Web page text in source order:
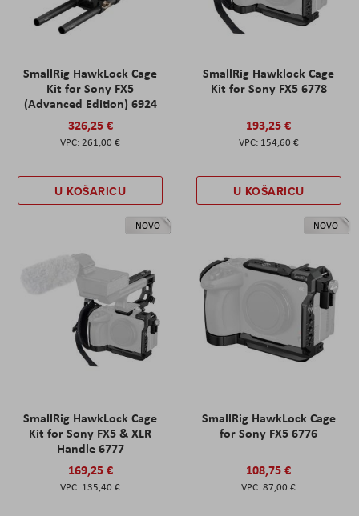
SmallRig HawkLock Cage
Kit for Sony FX5
(Advanced Edition) 6924
326,25 €
261,00 €
U KOŠARICU
SmallRig Hawklock Cage
Kit for Sony FX5 6778
193,25 €
154,60 €
U KOŠARICU
NOVO
SmallRig HawkLock Cage
Kit for Sony FX5 & XLR
Handle 6777
169,25 €
135,40 €
NOVO
SmallRig HawkLock Cage
for Sony FX5 6776
108,75 €
87,00 €